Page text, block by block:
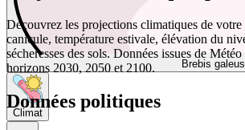
Brebis
Climat
Découvrez les projections climatiques de votre
canicule, température estivale, élévation du
sécheresses des sols. Données issues de
horizons 2030, 2050 et 2100.
Données politiques